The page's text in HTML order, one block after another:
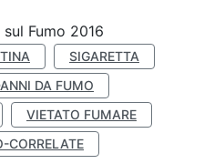
Fumo 2016
SIGARETTA
DA FUMO
VIETATO FUMARE
CORRELATE